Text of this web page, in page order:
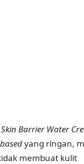
Skin Barrier Water
basedyang ringan,
membuat kulit